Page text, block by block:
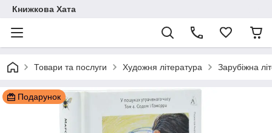
Книжкова Хата
Товари та послуги Художня література Зарубіжна
Подарунок